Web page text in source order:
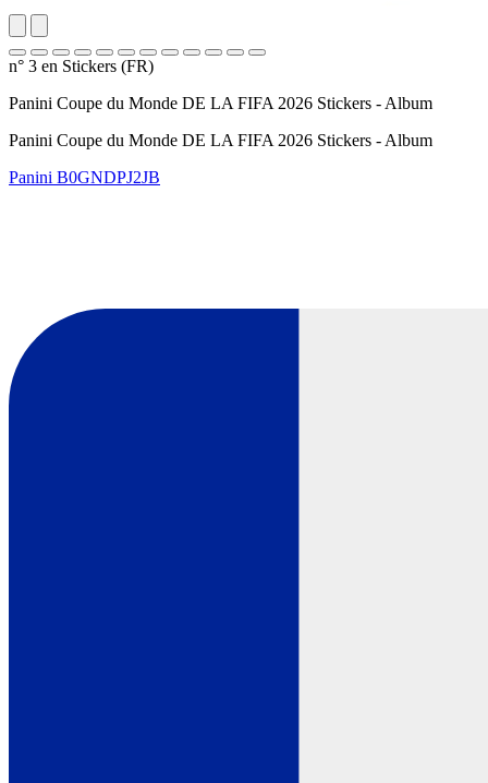
n° 3 en Stickers (FR)
Panini Coupe du Monde DE LA FIFA 2026 Stickers - Album
Panini Coupe du Monde DE LA FIFA 2026 Stickers - Album
Panini B0GNDPJ2JB